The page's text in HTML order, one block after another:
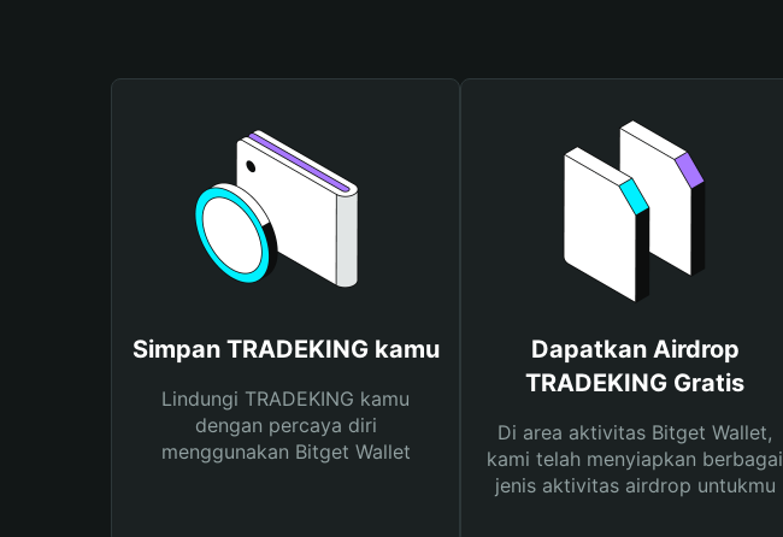
Simpan TRADEKING kamu
Lindungi TRADEKING kamu
dengan percaya diri
menggunakan Bitget Wallet
Dapatkan Airdrop
TRADEKING Gratis
Di area aktivitas Bitget Wallet,
kami telah menyiapkan berbagai
jenis aktivitas airdrop untukmu